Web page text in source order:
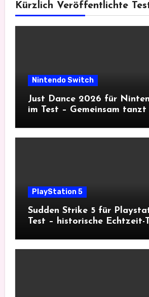
Kürzlich Veröffentlichte
Nintendo Switch
Just Dance 2026 für
im Test – Gemeinsam tanzt
PlayStation 5
Sudden Strike 5 für
Test – historische